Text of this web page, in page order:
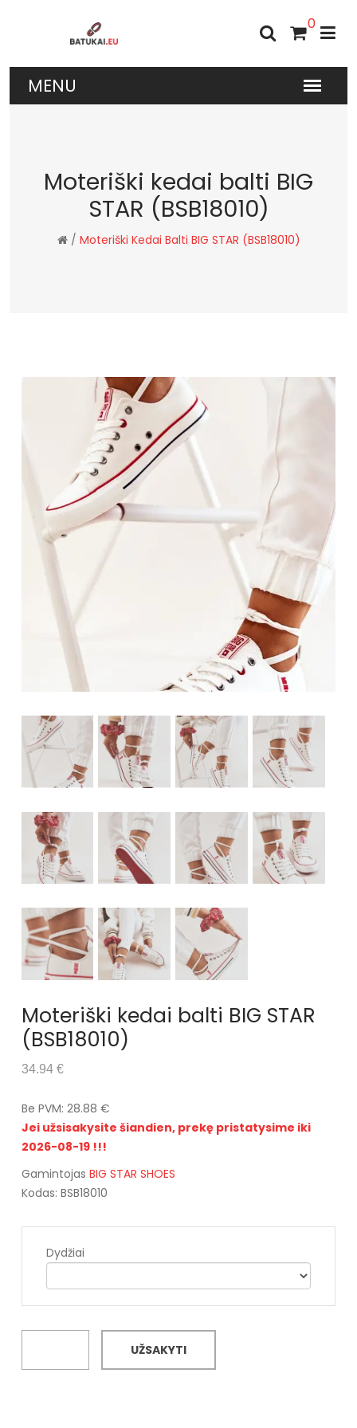
0
Moteriški kedai balti BIG
STAR (BSB18010)
/ Moteriški Kedai Balti BIG STAR (BSB18010)
Moteriški kedai balti BIG STAR
(BSB18010)
34.94 €
Be PVM: 28.88 €
Jei užsisakysite šiandien, prekę pristatysime iki
2026-08-19 !!!
Gamintojas BIG STAR SHOES
Kodas: BSB18010
Dydžiai
UŽSAKYTI